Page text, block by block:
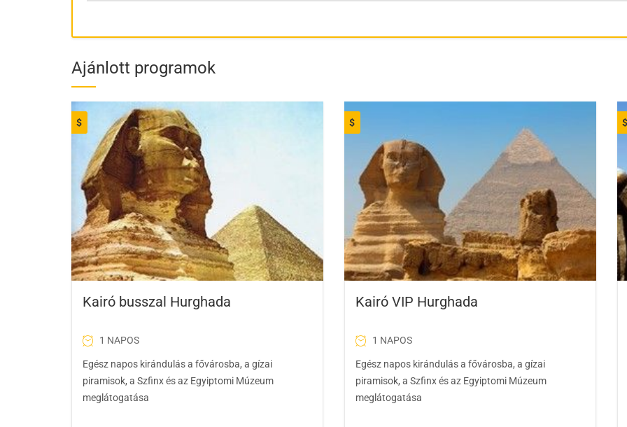
Ajánlott programok
$
Kairó busszal Hurghada
1 NAPOS
Egész napos kirándulás a fővárosba, a gízai
piramisok, a Szfinx és az Egyiptomi Múzeum
meglátogatása
$
Kairó VIP Hurghada
1 NAPOS
Egész napos kirándulás a fővárosba, a gízai
piramisok, a Szfinx és az Egyiptomi Múzeum
meglátogatása